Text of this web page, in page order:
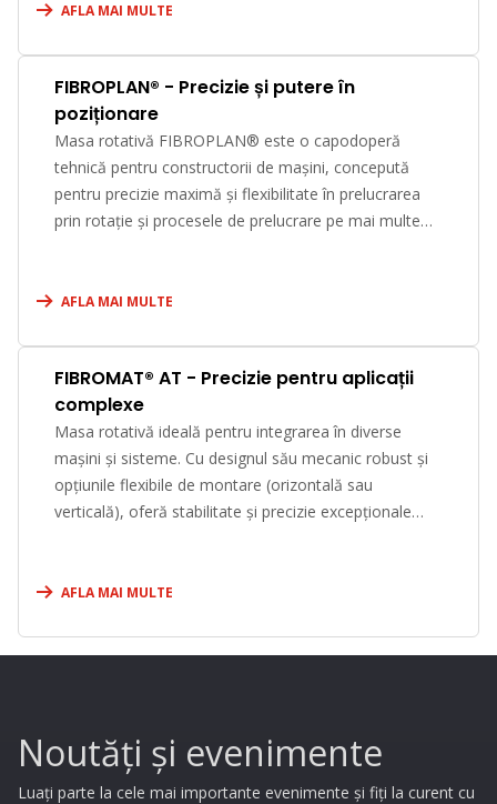
AFLA MAI MULTE
FIBROPLAN® - Precizie și putere în
poziționare
Masa rotativă FIBROPLAN® este o capodoperă
tehnică pentru constructorii de mașini, concepută
pentru precizie maximă și flexibilitate în prelucrarea
prin rotație și procesele de prelucrare pe mai multe
AFLA MAI MULTE
FIBROMAT® AT - Precizie pentru aplicații
complexe
Masa rotativă ideală pentru integrarea în diverse
mașini și sisteme. Cu designul său mecanic robust și
opțiunile flexibile de montare (orizontală sau
verticală), oferă stabilitate și precizie excepționale
AFLA MAI MULTE
Noutăți și evenimente
Luați parte la cele mai importante evenimente și fiți la curent cu